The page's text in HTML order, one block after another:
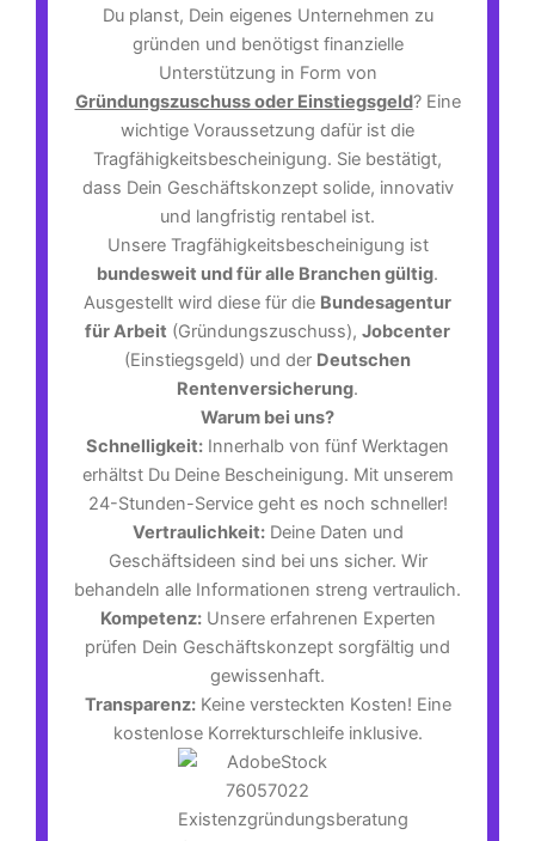
Du planst, Dein eigenes Unternehmen zu
gründen und benötigst finanzielle
Unterstützung in Form von
Gründungszuschuss oder Einstiegsgeld? Eine
wichtige Voraussetzung dafür ist die
Tragfähigkeitsbescheinigung. Sie bestätigt,
dass Dein Geschäftskonzept solide, innovativ
und langfristig rentabel ist.
Unsere Tragfähigkeitsbescheinigung ist
bundesweit und für alle Branchen gültig.
Ausgestellt wird diese für die Bundesagentur
für Arbeit (Gründungszuschuss), Jobcenter
(Einstiegsgeld) und der Deutschen
Rentenversicherung.
Warum bei uns?
Schnelligkeit: Innerhalb von fünf Werktagen
erhältst Du Deine Bescheinigung. Mit unserem
24-Stunden-Service geht es noch schneller!
Vertraulichkeit:Deine Daten und
Geschäftsideen sind bei uns sicher. Wir
behandeln alle Informationen streng vertraulich.
Kompetenz:Unsere erfahrenen Experten
prüfen Dein Geschäftskonzept sorgfältig und
gewissenhaft.
Transparenz:Keine versteckten Kosten! Eine
kostenlose Korrekturschleife inklusive.